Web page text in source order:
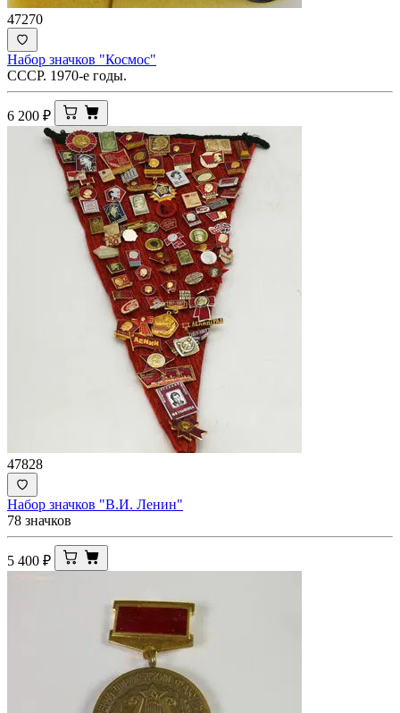
47270
Набор значков "Космос"
СССР. 1970-е годы.
6 200 ₽
47828
Набор значков "В.И. Ленин"
78 значков
5 400 ₽